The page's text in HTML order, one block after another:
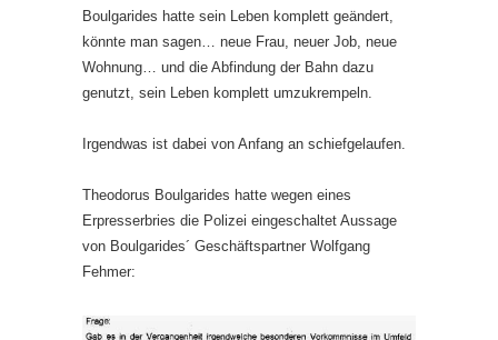
Boulgarides hatte sein Leben komplett geändert,
könnte man sagen… neue Frau, neuer Job, neue
Wohnung… und die Abfindung der Bahn dazu
genutzt, sein Leben komplett umzukrempeln.
Irgendwas ist dabei von Anfang an schiefgelaufen.
Theodorus Boulgarides hatte wegen eines
Erpresserbries die Polizei eingeschaltet Aussage
von Boulgarides´ Geschäftspartner Wolfgang
Fehmer: